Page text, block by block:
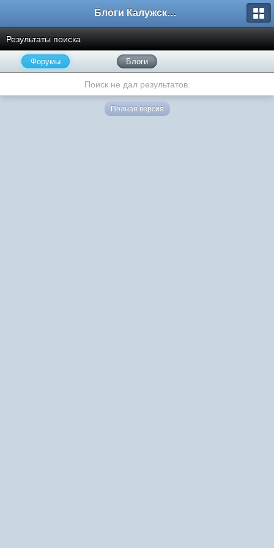
Блоги Калужского перекрестка
Результаты поиска
Форумы Блоги
Поиск не дал результатов.
Полная версия